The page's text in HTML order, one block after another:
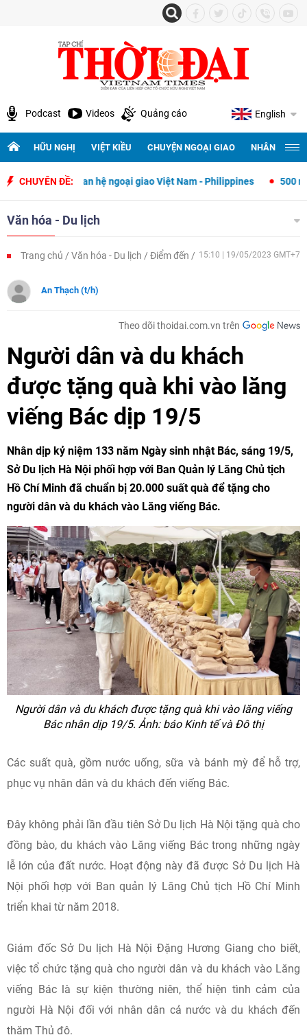
Podcast Videos Quảng cáo English
HỮU NGHỊ VIỆT KIỀU CHUYỆN NGOẠI GIAO NHÂN
CHUYÊN ĐỀ:
lập quan hệ ngoại giao Việt Nam - Philippines 500 ngày đêm
Văn hóa - Du lịch
Trang chủ Văn hóa - Du lịch Điểm đến 15:10 | 19/05/2023 GMT+7
An Thạch (t/h)
Theo dõi thoidai.com.vn trên
Người dân và du khách
được tặng quà khi vào lăng
viếng Bác dịp 19/5
Nhân dịp kỷ niệm 133 năm Ngày sinh nhật Bác, sáng 19/5,
Sở Du lịch Hà Nội phối hợp với Ban Quản lý Lăng Chủ tịch
Hồ Chí Minh đã chuẩn bị 20.000 suất quà để tặng cho
người dân và du khách vào Lăng viếng Bác.
Người dân và du khách được tặng quà khi vào lăng viếng
Bác nhân dịp 19/5. Ảnh: báo Kinh tế và Đô thị
Các suất quà, gồm nước uống, sữa và bánh mỳ để hỗ trợ,
phục vụ nhân dân và du khách đến viếng Bác.
Đây không phải lần đầu tiên Sở Du lịch Hà Nội tặng quà cho
đồng bào, du khách vào Lăng viếng Bác trong những ngày
lễ lớn của đất nước. Hoạt động này đã được Sở Du lịch Hà
Nội phối hợp với Ban quản lý Lăng Chủ tịch Hồ Chí Minh
triển khai từ năm 2018.
Giám đốc Sở Du lịch Hà Nội Đặng Hương Giang cho biết,
việc tổ chức tặng quà cho người dân và du khách vào Lăng
viếng Bác là sự kiện thường niên, thể hiện tình cảm của
người Hà Nội đối với nhân dân cả nước và du khách đến
thăm Thủ đô.